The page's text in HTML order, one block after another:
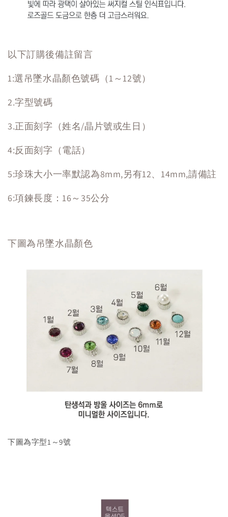
以下訂購後備註留言
1:選吊墜水晶顏色號碼（1～12號）
2.字型號碼
3.正面刻字（姓名/晶片號或生日）
4:反面刻字（電話）
5:珍珠大小一率默認為8mm,另有12、14mm,請備註
6:項鍊長度：16～35公分
下圖為吊墜水晶顏色
下圖為字型1～9號